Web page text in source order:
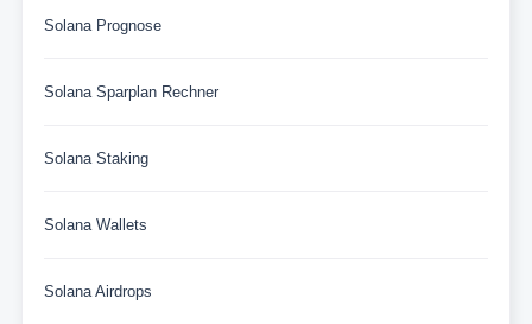
Solana Prognose
Solana Sparplan Rechner
Solana Staking
Solana Wallets
Solana Airdrops